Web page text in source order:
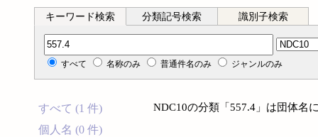
キーワード検索 分類記号検索 識別子検索
分類記号検索
すべて 名称のみ 普通件名のみ ジャンルのみ
すべて (1 件)
個人名 (0 件)
NDC10の分類「557.4」は団体名